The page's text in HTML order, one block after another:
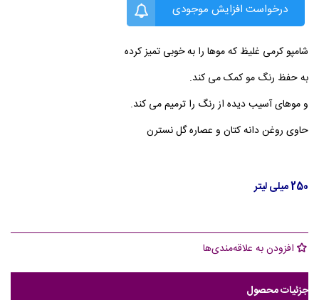
درخواست افزایش موجودی
شامپو کرمی غلیظ که موها را به خوبی تمیز کرده
به حفظ رنگ مو کمک می کند.
و موهای آسیب دیده از رنگ را ترمیم می کند.
حاوی روغن دانه کتان و عصاره گل نسترن
250 میلی لیتر
افزودن به علاقه‌مندی‌ها
جزئیات محصول